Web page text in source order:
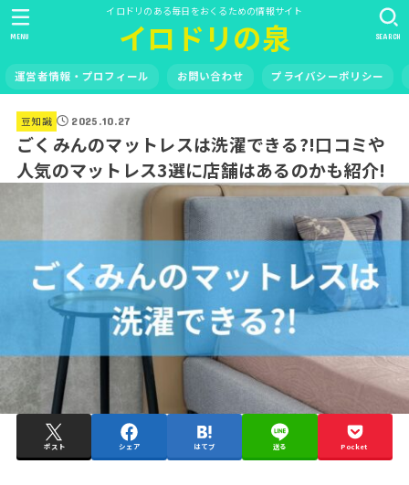
イロドリのある毎日をおくるための情報サイト
イロドリの泉
運営者情報・プロフィール お問い合わせ プライバシーポリシー
SEARCH
MENU
豆知識 2025.10.27
ごくみんのマットレスは洗濯できる?!口コミや
人気のマットレス3選に店舗はあるのかも紹介!
ポスト シェア はてブ 送る Pocket